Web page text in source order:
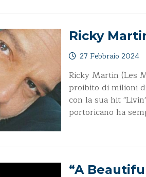
Ricky
27 Febbraio 2024
Ricky Martin (Les
proibito di milioni
con la sua hit
portoricano ha
“A